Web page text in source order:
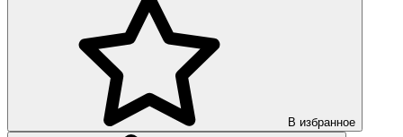
В избранное